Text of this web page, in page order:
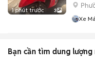
1 phút trước 3
Xe
Bạn cần tìm dung lượng